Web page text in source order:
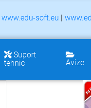
www.edu-soft.eu |
Suport
tehnic
Avize